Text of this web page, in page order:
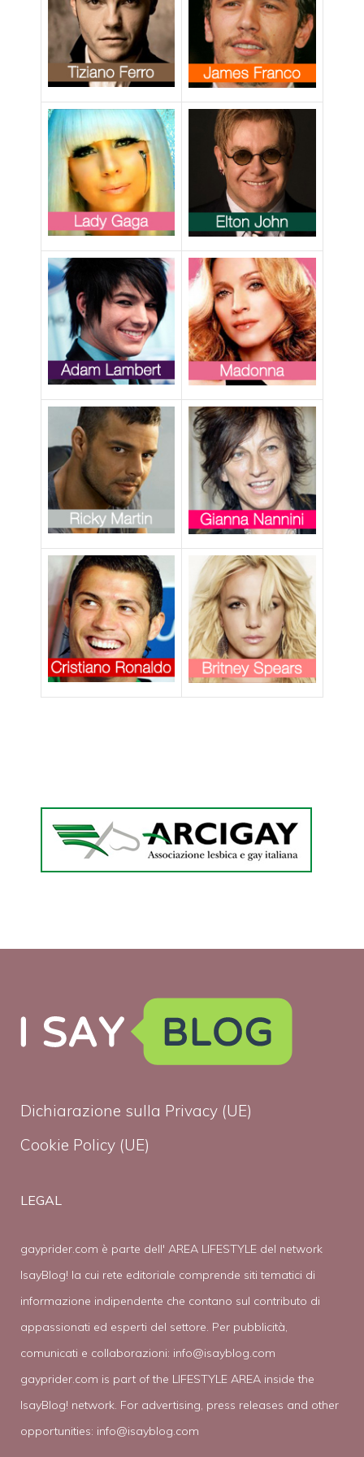
Dichiarazione sulla Privacy (UE)
Cookie Policy (UE)
LEGAL
gayprider.com è parte dell' AREA LIFESTYLE del network
IsayBlog! la cui rete editoriale comprende siti tematici di
informazione indipendente che contano sul contributo di
appassionati ed esperti del settore. Per pubblicità,
comunicati e collaborazioni: info@isayblog.com
gayprider.com is part of the LIFESTYLE AREA inside the
IsayBlog! network. For advertising, press releases and other
opportunities: info@isayblog.com